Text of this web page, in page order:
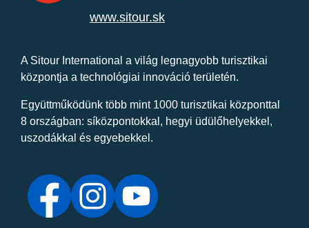
www.sitour.sk
A Sitour International a világ legnagyobb turisztikai
központja a technológiai innováció területén.
Együttműködünk több mint 1000 turisztikai központtal
8 országban: síközpontokkal, hegyi üdülőhelyekkel,
uszodákkal és egyebekkel.